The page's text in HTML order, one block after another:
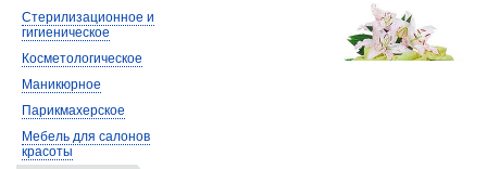
Стерилизационное и
гигиеническое
Косметологическое
Маникюрное
Парикмахерское
Мебель для салонов
красоты